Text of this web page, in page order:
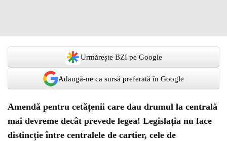
Urmărește BZI pe Google
Adaugă-ne ca sursă preferată în Google
Amendă pentru cetățenii care dau drumul la centrală
mai devreme decât prevede legea! Legislația nu face
distincție între centralele de cartier, cele de